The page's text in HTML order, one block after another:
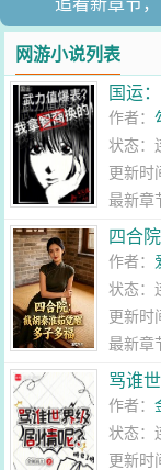
网游小说列表
国运
作者：
状态：
更新时
最新章
四合
作者：
状态：
更新时
最新章
骂谁
作者：
状态：
更新